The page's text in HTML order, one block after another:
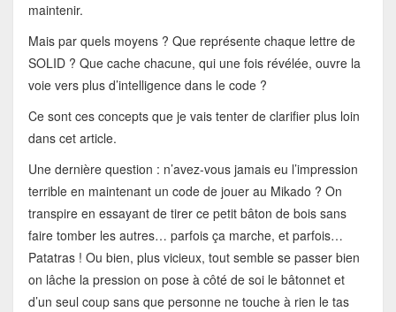
maintenir.
Mais par quels moyens ? Que représente chaque lettre de
SOLID ? Que cache chacune, qui une fois révélée, ouvre la
voie vers plus d’intelligence dans le code ?
Ce sont ces concepts que je vais tenter de clarifier plus loin
dans cet article.
Une dernière question : n’avez-vous jamais eu l’impression
terrible en maintenant un code de jouer au Mikado ? On
transpire en essayant de tirer ce petit bâton de bois sans
faire tomber les autres… parfois ça marche, et parfois…
Patatras ! Ou bien, plus vicieux, tout semble se passer bien
on lâche la pression on pose à côté de soi le bâtonnet et
d’un seul coup sans que personne ne touche à rien le tas